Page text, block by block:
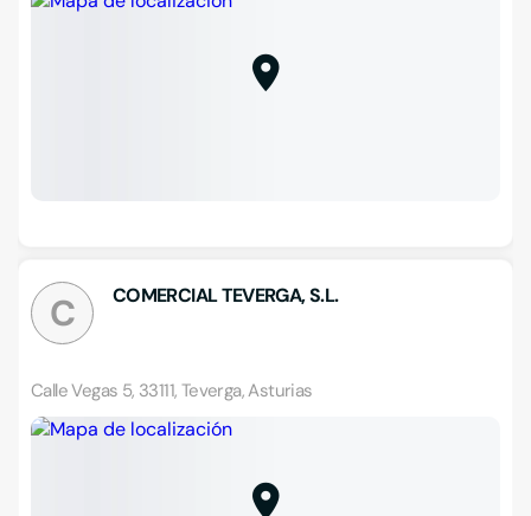
C COMERCIAL TEVERGA, S.L.
Calle Vegas 5, 33111, Teverga, Asturias